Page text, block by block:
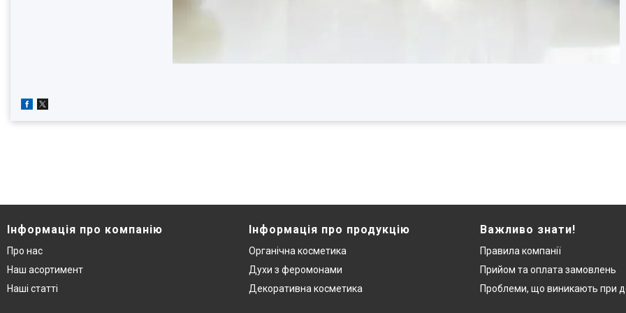
Інформація про компанію
Про нас
Наш асортимент
Наші статті
Інформація про продукцію
Органічна косметика
Духи з феромонами
Декоративна косметика
Важливо знати!
Правила компанії
Прийом та оплата замовлень
Проблеми, що виникають при